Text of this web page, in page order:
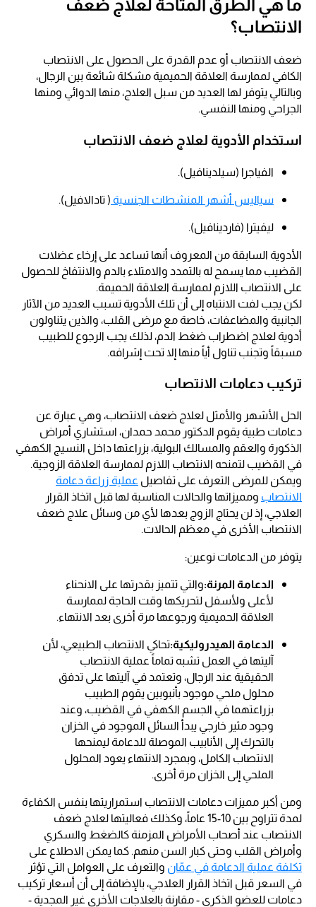
ما هي الطرق المتاحة لعلاج ضعف
الانتصاب؟
ضعف الانتصاب أو عدم القدرة على الحصول على الانتصاب
الكافي لممارسة العلاقة الحميمية مشكلة شائعة بين الرجال،
وبالتالي يتوفر لها العديد من سبل العلاج، منها الدوائي ومنها
الجراحي ومنها النفسي.
استخدام الأدوية لعلاج ضعف الانتصاب
الفياجرا (سيلدينافيل).
سياليس أشهر المنشطات الجنسية ( تادالافيل).
ليفيترا (فاردينافيل).
الأدوية السابقة من المعروف أنها تساعد على إرخاء عضلات
القضيب مما يسمح له بالتمدد والامتلاء بالدم والانتفاخ للحصول
على الانتصاب اللازم لممارسة العلاقة الحميمة.
لكن يجب لفت الانتباه إلى أن تلك الأدوية تسبب العديد من الآثار
الجانبية والمضاعفات، خاصة مع مرضى القلب، والذين يتناولون
أدوية لعلاج اضطراب ضغط الدم، لذلك يجب الرجوع للطبيب
مسبقاً وتجنب تناول أياً منها إلا تحت إشرافه.
تركيب دعامات الانتصاب
الحل الأشهر والأمثل لعلاج ضعف الانتصاب، وهي عبارة عن
دعامات طبية يقوم الدكتور محمد حمدان، استشاري أمراض
الذكورة والعقم والمسالك البولية، بزراعتها داخل النسيج الكهفي
في القضيب لتمنحه الانتصاب اللازم لممارسة العلاقة الزوجية.
ويمكن للمرضى التعرف على تفاصيل عملية زراعة دعامة
الانتصاب ومميزاتها والحالات المناسبة لها قبل اتخاذ القرار
العلاجي، إذ لن يحتاج الزوج بعدها لأي من وسائل علاج ضعف
الانتصاب الأخرى في معظم الحالات.
يتوفر من الدعامات نوعين:
الدعامة المرنة:والتي تتميز بقدرتها على الانحناء
لأعلى ولأسفل لتحريكها وقت الحاجة لممارسة
العلاقة الحميمية ورجوعها مرة أخرى بعد الانتهاء.
الدعامة الهيدروليكية:تحاكي الانتصاب الطبيعي، لأن
آليتها في العمل تشبه تماماً عملية الانتصاب
الحقيقية عند الرجال، وتعتمد في آليتها على تدفق
محلول ملحي موجود بأنبوبين يقوم الطبيب
بزراعتهما في الجسم الكهفي في القضيب، وعند
وجود مثير خارجي يبدأ السائل الموجود في الخزان
بالتحرك إلى الأنابيب الموصلة للدعامة ليمنحها
الانتصاب الكامل، وبمجرد الانتهاء يعود المحلول
الملحي إلى الخزان مرة أخرى.
ومن أكبر مميزات دعامات الانتصاب استمراريتها بنفس الكفاءة
لمدة تتراوح بين 10-15 عاماً، وكذلك فعاليتها لعلاج ضعف
الانتصاب عند أصحاب الأمراض المزمنة كالضغط والسكري
وأمراض القلب وحتى كبار السن منهم. كما يمكن الاطلاع على
تكلفة عملية الدعامة في عمّان والتعرف على العوامل التي تؤثر
في السعر قبل اتخاذ القرار العلاجي، بالإضافة إلى أن أسعار تركيب
دعامات للعضو الذكري - مقارنة بالعلاجات الأخرى غير المجدية -